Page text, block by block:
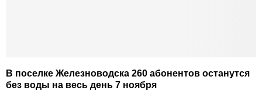
В поселке Железноводска 260 абонентов останутся
без воды на весь день 7 ноября